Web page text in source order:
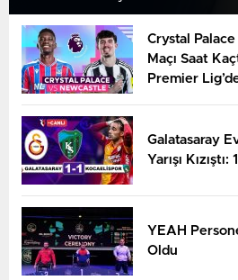
Crystal
Maçı Saat
Premier
Galatasaray
Yarışı Kızıştı:
YEAH
Oldu
Tlaxcala FC
Alebrijes De Oaxaca FC